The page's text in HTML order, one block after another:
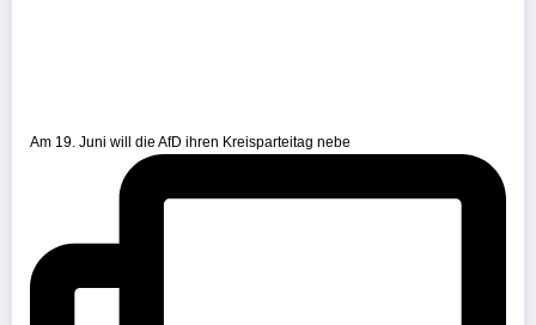
Am 19. Juni will die AfD ihren Kreisparteitag nebe